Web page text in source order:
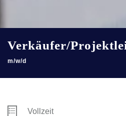
Verkäufer/
m/w/d
Vollzeit